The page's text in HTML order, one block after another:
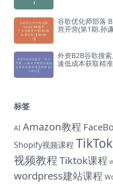
谷歌优化师部落
营开营(第1期.孙
外资B2B谷歌搜
速低成本获取精
标签
AI Amazon教程
Shopify视频课程TikTok
视频教程Tiktok课程
wordpress建站课程